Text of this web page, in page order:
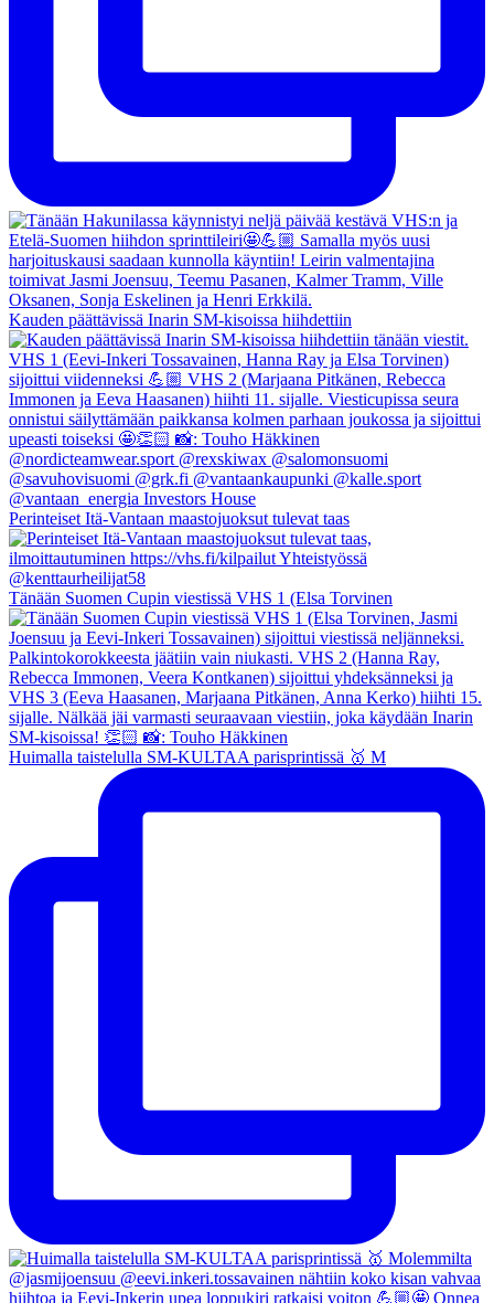
Kauden päättävissä Inarin SM-kisoissa hiihdettiin
Perinteiset Itä-Vantaan maastojuoksut tulevat taas
Tänään Suomen Cupin viestissä VHS 1 (Elsa Torvinen
Huimalla taistelulla SM-KULTAA parisprintissä 🥇 M